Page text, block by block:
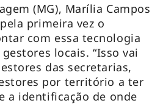
(MG), Marília Campos
primeira vez o
com essa tecnologia
locais. “Isso vai
das secretarias,
por território a ter
a identificação de onde